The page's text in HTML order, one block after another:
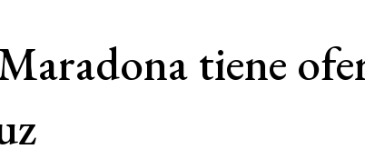
tiene